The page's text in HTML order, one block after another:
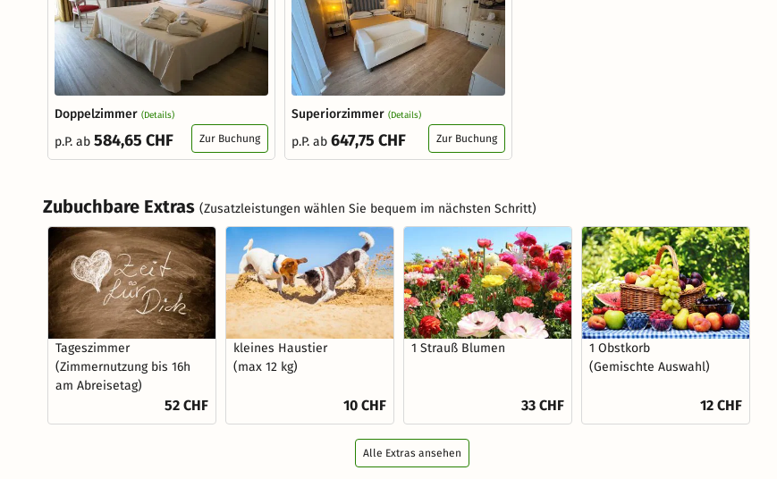
Doppelzimmer (Details)
p.P. ab 584,65 CHF Zur Buchung
Superiorzimmer (Details)
p.P. ab 647,75 CHF Zur Buchung
Zubuchbare Extras (Zusatzleistungen wählen Sie bequem im nächsten Schritt)
Tageszimmer
(Zimmernutzung bis 16h
am Abreisetag)
52 CHF
kleines Haustier
(max 12 kg)
10 CHF
1 Strauß Blumen
33 CHF
1 Obstkorb
(Gemischte Auswahl)
12 CHF
Alle Extras ansehen